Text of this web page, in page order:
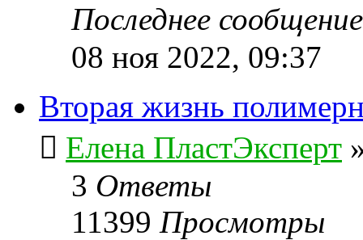
Последнее
08 ноя 2022, 09:37
Вторая жизнь
Елена ПластЭксперт
3 Ответы
11399 Просмотры